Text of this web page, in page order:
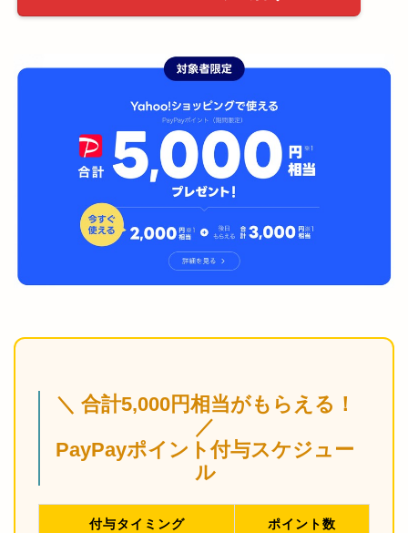
＼ 合計5,000円相当がもらえる！
／
PayPayポイント付与スケジュー
ル
付与タイミング ポイント数